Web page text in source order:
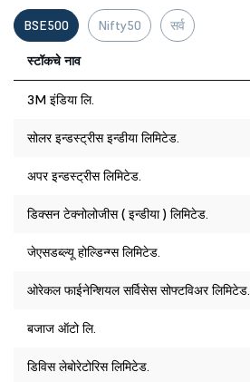
BSE500 Nifty50 सर्व
स्टॉकचे नाव
3M इंडिया लि.
सोलर इन्डस्ट्रीस इन्डीया लिमिटेड.
अपर इन्डस्ट्रीस लिमिटेड.
डिक्सन टेक्नोलोजीस ( इन्डीया ) लिमिटेड.
जेएसडब्ल्यू होल्डिन्ग्स लिमिटेड.
ओरेकल फाईनेन्शियल सर्विसेस सोफ्टविअर लिमिटेड.
बजाज ऑटो लि.
डिविस लेबोरेटोरिस लिमिटेड.